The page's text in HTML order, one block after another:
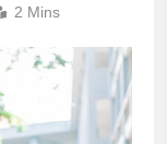
2 Mins